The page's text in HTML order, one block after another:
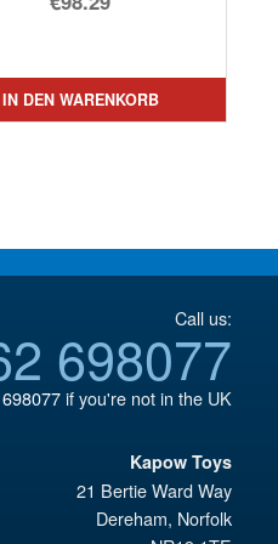
€110.64
ist:
€98.29.
IN DEN WARENKORB
Call us:
698077
if you're not in the UK
Kapow Toys
21 Bertie Ward Way
Dereham, Norfolk